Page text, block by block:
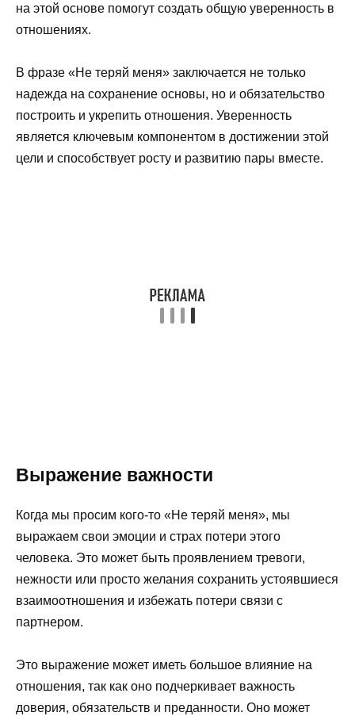
на этой основе помогут создать общую уверенность в
отношениях.
В фразе «Не теряй меня» заключается не только
надежда на сохранение основы, но и обязательство
построить и укрепить отношения. Уверенность
является ключевым компонентом в достижении этой
цели и способствует росту и развитию пары вместе.
Выражение важности
Когда мы просим кого-то «Не теряй меня», мы
выражаем свои эмоции и страх потери этого
человека. Это может быть проявлением тревоги,
нежности или просто желания сохранить устоявшиеся
взаимоотношения и избежать потери связи с
партнером.
Это выражение может иметь большое влияние на
отношения, так как оно подчеркивает важность
доверия, обязательств и преданности. Оно может